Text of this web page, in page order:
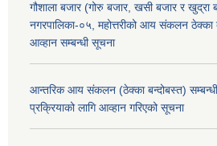
गौशाला बजार (गोरु बजार, खसी बजार र खुद्रा
नगरपालिका-०५, महोत्तरीको आय संकलन ठेक्का
आव्हान सम्बन्धी सूचना
आन्तरिक आय संकलन (ठेक्का बन्दोबस्त)
प्रक्रियाको लागि आव्हान गरिएको सूचना